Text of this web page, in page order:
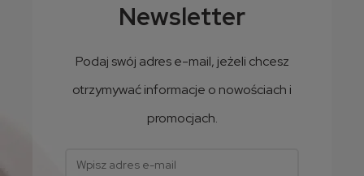
Newsletter
Podaj swój adres e-mail, jeżeli chcesz
otrzymywać informacje o nowościach i
promocjach.